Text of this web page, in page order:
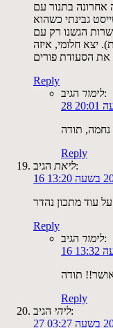
אחרונה בתנור עם
גבינתי כשהוא
הגשנו רק עם
יצא חלומי, איזה
Reply
לימורהגיב:
נחמה, תודה
Reply
ליאתהגיב:
עוד מתכון נהדר
Reply
לימורהגיב:
Reply
ליהיהגיב: